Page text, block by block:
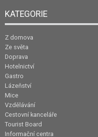
KATEGORIE
Z domova
Ze světa
Doprava
Hotelnictví
Gastro
Lázeňství
Mice
Vzdělávání
Cestovní kanceláře
Tourist Board
Informační centra